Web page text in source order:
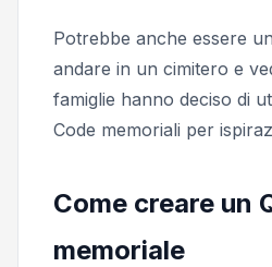
Potrebbe anche essere
andare in un cimitero e
famiglie hanno deciso di
Code memoriali per
Come creare un
memoriale